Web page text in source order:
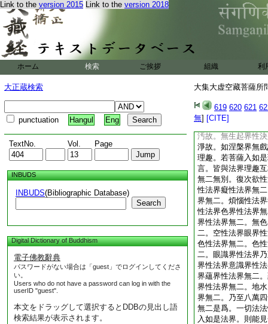
Link to the version 2015 Link to the version 2018
ホーム 検索 ご挨拶 組織 利
大正蔵検索
punctuation Hangul Eng
TextNo. Vol. Page
INBUDS
INBUDS(Bibliographic Database)
Search
Digital Dictionary of Buddhism
電子佛教辭典
パスワードがない場合は「guest」でログインしてくださ
い。
Users who do not have a password can log in with the
userID "guest".
本文をドラッグして選択するとDDBの見出し語
検索結果が表示されます。
大集大虚空藏菩薩所
619 620 621
無] [CITE]
如無能壞亂。譬如
無有破壞。如是一
眞如無有斷壞。菩
法以眞如印印之。
善男子云何菩薩。
切法與諸法界。互
亦名離欲界離一切
集故。不相違界本
來界無礙故。無住
平等故。無我界本
義故。無了別界無
汚故。無生起界性
淨故。如涅槃界無
理趣。若菩薩入如
言。皆與法界理趣
無二無別。復次欲
性法界癡性法界無
界無二。煩惱性法
性法界色界性法界
界性法界無二。無
二。空性法界眼界
色性法界無二。色
二。眼識界性法界
界性法界意識界性
界蘊界性法界無二
界性法界無二。地
界無二。乃至八萬
無二是爲。一切法
入如是法界。則能